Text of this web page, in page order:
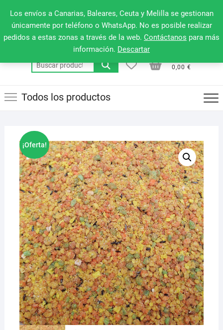
Los envíos a Canarias, Baleares, Ceuta y Melilla se gestionan
únicamente por teléfono o WhatsApp. No es posible realizar
pedidos a estas zonas a través de la web. Contáctanos para más
información. Descartar
contenido
660 079 911
de
la
Buscar
por:
0,00 €
Todos los productos
¡Oferta!